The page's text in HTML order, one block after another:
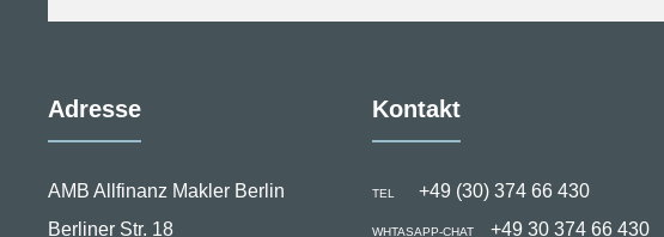
Adresse
AMB Allfinanz Makler Berlin
Berliner Str. 18
Kontakt
TEL +49 (30) 374 66 430
WHTASAPP-CHAT +49 30 374 66 430